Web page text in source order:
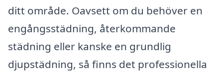
ditt område. Oavsett om du behöver en
engångsstädning, återkommande
städning eller kanske en grundlig
djupstädning, så finns det professionella